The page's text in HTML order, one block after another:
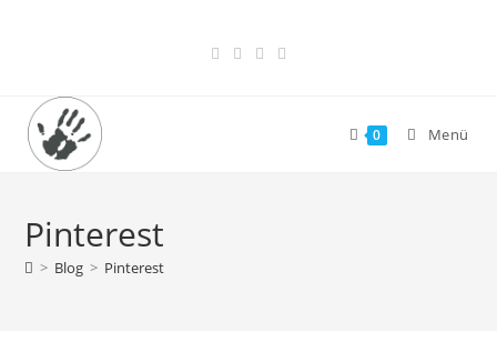
0 Menü
Pinterest
> Blog > Pinterest